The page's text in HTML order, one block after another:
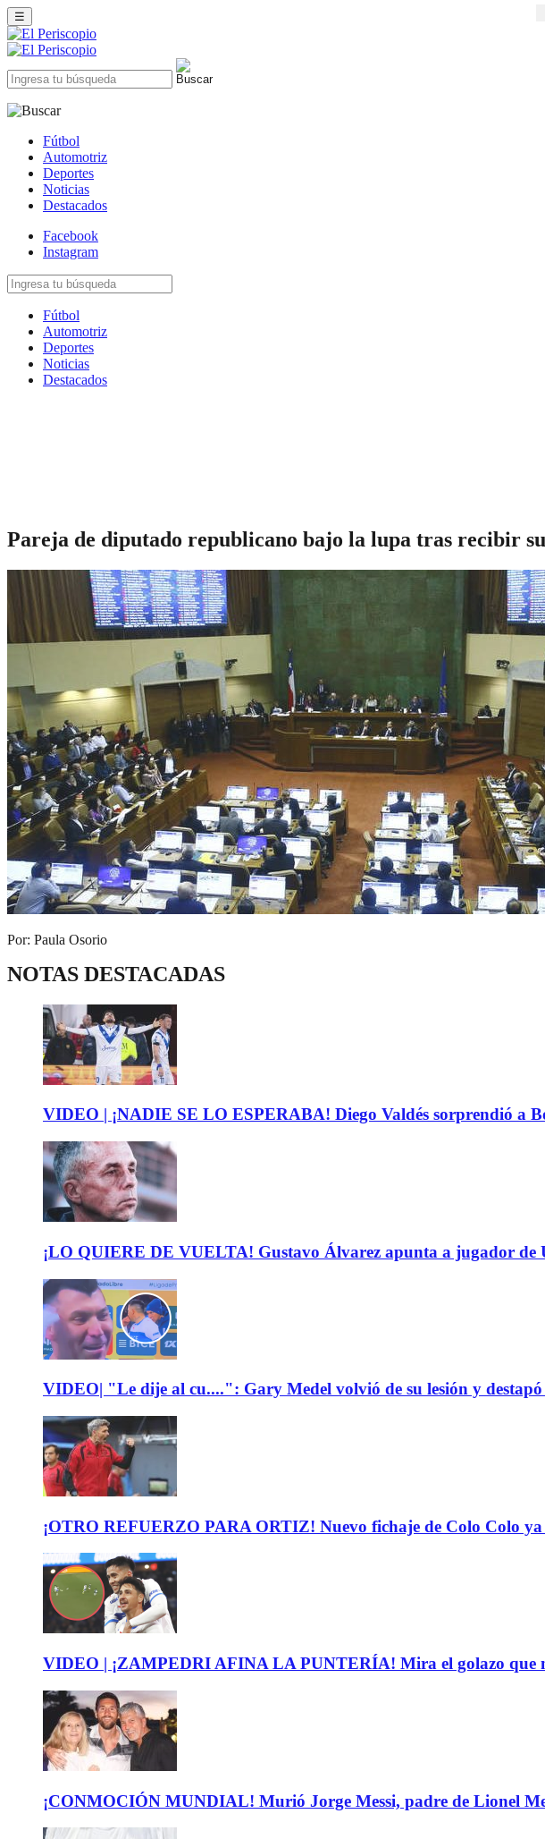
☰
Fútbol
Automotriz
Deportes
Noticias
Destacados
Facebook
Instagram
Fútbol
Automotriz
Deportes
Noticias
Destacados
Pareja de diputado republicano bajo la lupa tras recibir
Por: Paula Osorio
NOTAS DESTACADAS
VIDEO | ¡NADIE SE LO ESPERABA! Diego Valdés sorprendió a
¡LO QUIERE DE VUELTA! Gustavo Álvarez apunta a jugador de
VIDEO| "Le dije al cu....": Gary Medel volvió de su lesión y
¡OTRO REFUERZO PARA ORTIZ! Nuevo fichaje de Colo Colo
VIDEO | ¡ZAMPEDRI AFINA LA PUNTERÍA! Mira el golazo que
¡CONMOCIÓN MUNDIAL! Murió Jorge Messi, padre de Lionel